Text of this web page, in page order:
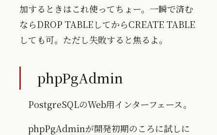
加するときはこれ使ってちょー。一瞬で済む
ならDROP TABLEしてからCREATE TABLE
しても可。ただし失敗すると焦るよ。
phpPgAdmin
PostgreSQLのWeb用インターフェース。
phpPgAdminが開発初期のころに試しに